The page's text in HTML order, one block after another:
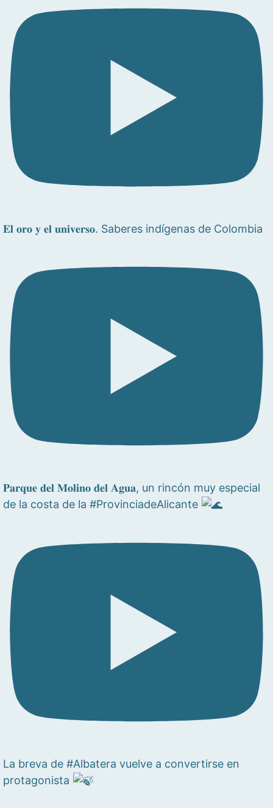
𝐄𝐥 𝐨𝐫𝐨 𝐲 𝐞𝐥 𝐮𝐧𝐢𝐯𝐞𝐫𝐬𝐨. Saberes indígenas de Colombia
𝐏𝐚𝐫𝐪𝐮𝐞 𝐝𝐞𝐥 𝐌𝐨𝐥𝐢𝐧𝐨 𝐝𝐞𝐥 𝐀𝐠𝐮𝐚, un rincón muy especial
de la costa de la #ProvinciadeAlicante
La breva de #Albatera vuelve a convertirse en
protagonista